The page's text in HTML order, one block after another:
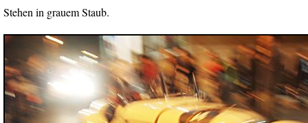
Stehen in grauem Staub.